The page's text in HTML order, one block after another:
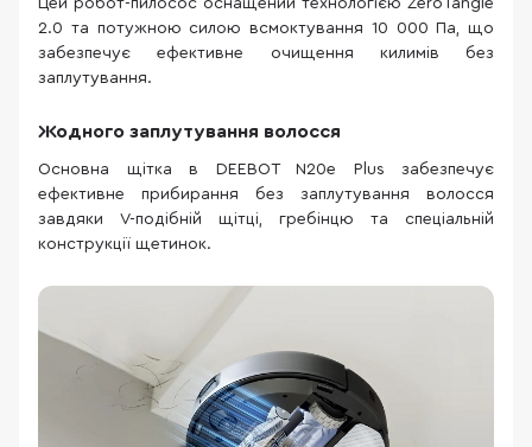
Цей робот-пилосос оснащений технологією ZeroTangle
2.0 та потужною силою всмоктування 10 000 Па, що
забезпечує ефективне очищення килимів без
заплутування.
Жодного заплутування волосся
Основна щітка в DEEBOT N20e Plus забезпечує
ефективне прибирання без заплутування волосся
завдяки V-подібній щітці, гребінцю та спеціальній
конструкції щетинок.